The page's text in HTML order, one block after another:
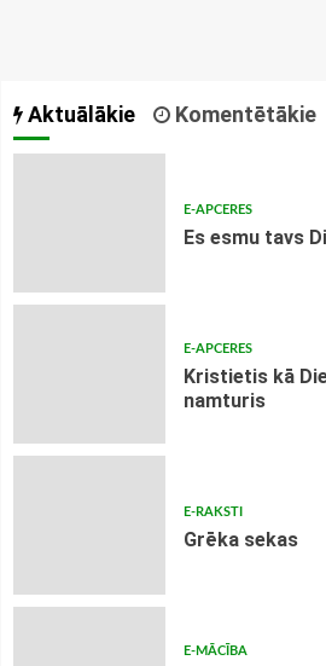
Aktuālākie Komentētākie
E-APCERES
Es esmu tavs
E-APCERES
Kristietis kā
namturis
E-RAKSTI
Grēka sekas
E-MĀCĪBA